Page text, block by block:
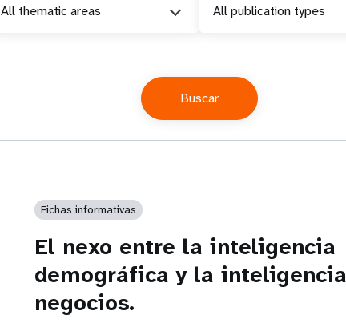
All thematic areas All publication types
Fichas informativas
El nexo entre la inteligencia
demográfica y la
negocios.